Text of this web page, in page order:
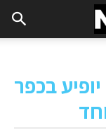
בכפר